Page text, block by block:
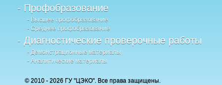
- Профобразование
- Высшее профобразование
- Среднее профобразование
- Диагностические проверочные работы
- Демонстрационные материалы
- Аналитические материалы
© 2010 - 2026 ГУ "ЦЭКО". Все права защищены.